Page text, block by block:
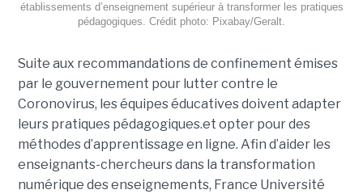
établissements d’enseignement supérieur à transformer les pratiques
pédagogiques. Crédit photo: Pixabay/Geralt.
Suite aux recommandations de confinement émises
par le gouvernement pour lutter contre le
Coronovirus, les équipes éducatives doivent adapter
leurs pratiques pédagogiques.et opter pour des
méthodes d’apprentissage en ligne. Afin d’aider les
enseignants-chercheurs dans la transformation
numérique des enseignements, France Université